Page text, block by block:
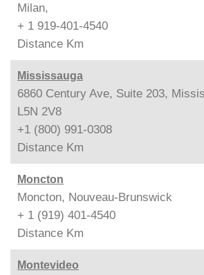
Milan,
+ 1 919-401-4540
Distance Km
Mississauga
6860 Century Ave, Suite 203,
L5N 2V8
+1 (800) 991-0308
Distance Km
Moncton
Moncton, Nouveau-Brunswick
+ 1 (919) 401-4540
Distance Km
Montevideo